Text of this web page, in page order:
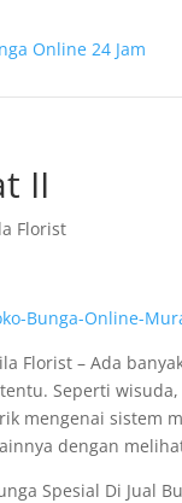
II
Florist
Florist – Ada
Seperti
mengenai sistem
dengan
Spesial Di Jual